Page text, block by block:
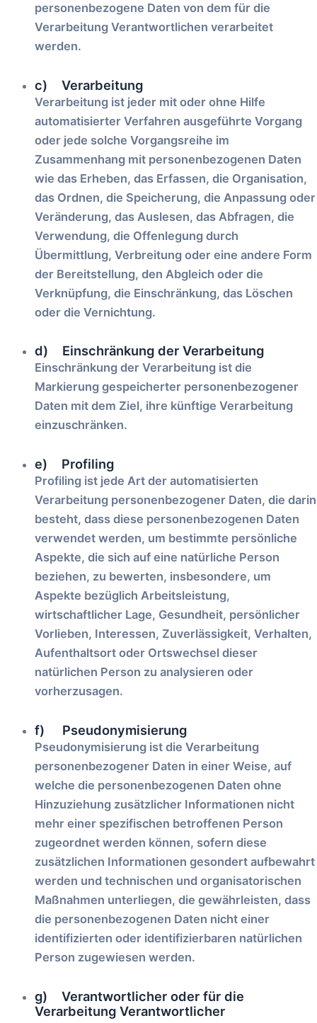
personenbezogene Daten von dem für die
Verarbeitung Verantwortlichen verarbeitet
werden.
c) Verarbeitung
Verarbeitung ist jeder mit oder ohne Hilfe
automatisierter Verfahren ausgeführte Vorgang
oder jede solche Vorgangsreihe im
Zusammenhang mit personenbezogenen Daten
wie das Erheben, das Erfassen, die Organisation,
das Ordnen, die Speicherung, die Anpassung oder
Veränderung, das Auslesen, das Abfragen, die
Verwendung, die Offenlegung durch
Übermittlung, Verbreitung oder eine andere Form
der Bereitstellung, den Abgleich oder die
Verknüpfung, die Einschränkung, das Löschen
oder die Vernichtung.
d) Einschränkung der Verarbeitung
Einschränkung der Verarbeitung ist die
Markierung gespeicherter personenbezogener
Daten mit dem Ziel, ihre künftige Verarbeitung
einzuschränken.
e) Profiling
Profiling ist jede Art der automatisierten
Verarbeitung personenbezogener Daten, die darin
besteht, dass diese personenbezogenen Daten
verwendet werden, um bestimmte persönliche
Aspekte, die sich auf eine natürliche Person
beziehen, zu bewerten, insbesondere, um
Aspekte bezüglich Arbeitsleistung,
wirtschaftlicher Lage, Gesundheit, persönlicher
Vorlieben, Interessen, Zuverlässigkeit, Verhalten,
Aufenthaltsort oder Ortswechsel dieser
natürlichen Person zu analysieren oder
vorherzusagen.
f) Pseudonymisierung
Pseudonymisierung ist die Verarbeitung
personenbezogener Daten in einer Weise, auf
welche die personenbezogenen Daten ohne
Hinzuziehung zusätzlicher Informationen nicht
mehr einer spezifischen betroffenen Person
zugeordnet werden können, sofern diese
zusätzlichen Informationen gesondert aufbewahrt
werden und technischen und organisatorischen
Maßnahmen unterliegen, die gewährleisten, dass
die personenbezogenen Daten nicht einer
identifizierten oder identifizierbaren natürlichen
Person zugewiesen werden.
g) Verantwortlicher oder für die
Verarbeitung Verantwortlicher